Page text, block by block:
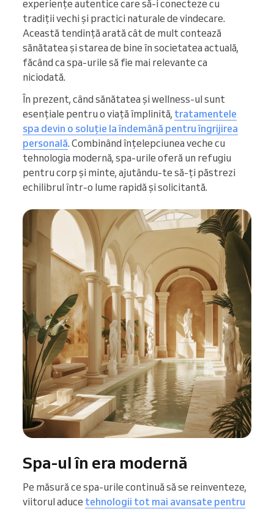
experiențe autentice care să-i conecteze cu
tradiții vechi și practici naturale de vindecare.
Această tendință arată cât de mult contează
sănătatea și starea de bine în societatea actuală,
făcând ca spa-urile să fie mai relevante ca
niciodată.
În prezent, când sănătatea și wellness-ul sunt
esențiale pentru o viață împlinită, tratamentele
spa devin o soluție la îndemână pentru îngrijirea
personală. Combinând înțelepciunea veche cu
tehnologia modernă, spa-urile oferă un refugiu
pentru corp și minte, ajutându-te să-ți păstrezi
echilibrul într-o lume rapidă și solicitantă.
Spa-ul în era modernă
Pe măsură ce spa-urile continuă să se reinventeze,
viitorul aduce tehnologii tot mai avansate pentru